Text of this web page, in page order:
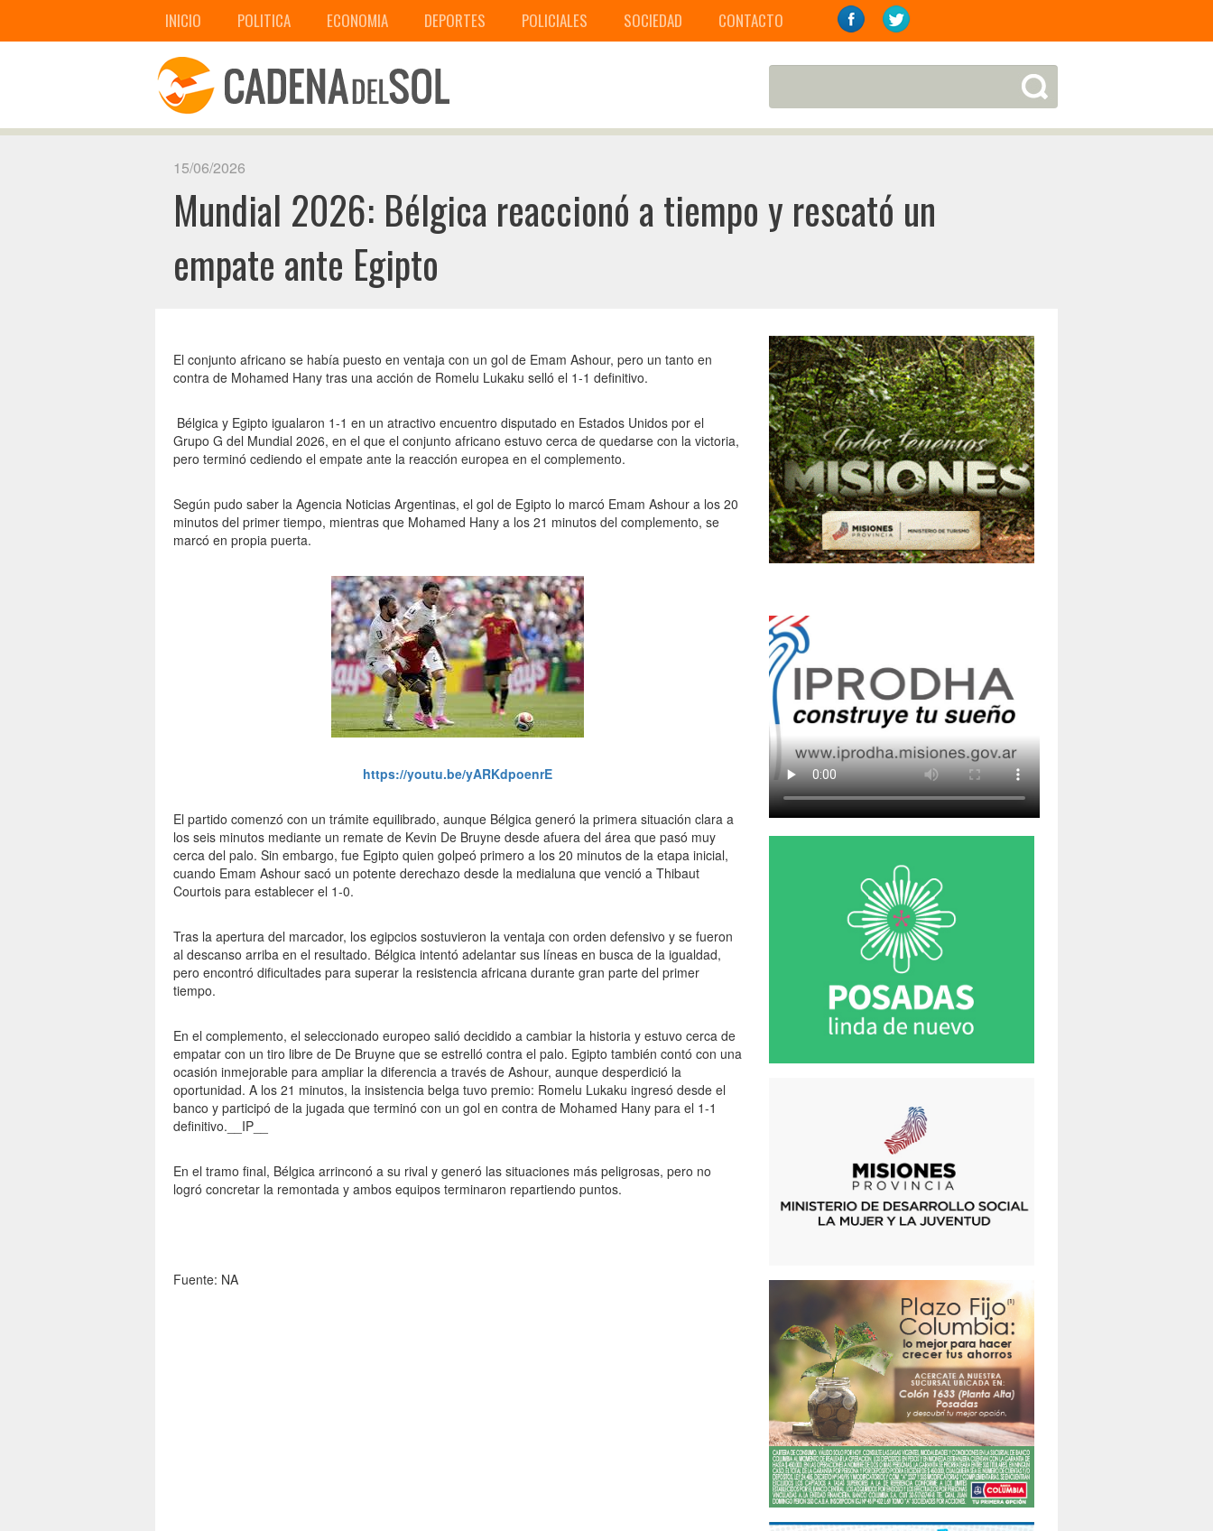
INICIO POLITICA ECONOMIA DEPORTES POLICIALES SOCIEDAD CONTACTO
15/06/2026
Mundial 2026: Bélgica reaccionó a tiempo y rescató un
empate ante Egipto
El conjunto africano se había puesto en ventaja con un gol de Emam Ashour, pero un tanto en
contra de Mohamed Hany tras una acción de Romelu Lukaku selló el 1-1 definitivo.
Bélgica y Egipto igualaron 1-1 en un atractivo encuentro disputado en Estados Unidos por el
Grupo G del Mundial 2026, en el que el conjunto africano estuvo cerca de quedarse con la victoria,
pero terminó cediendo el empate ante la reacción europea en el complemento.
Según pudo saber la Agencia Noticias Argentinas, el gol de Egipto lo marcó Emam Ashour a los 20
minutos del primer tiempo, mientras que Mohamed Hany a los 21 minutos del complemento, se
marcó en propia puerta.
https://youtu.be/yARKdpoenrE
El partido comenzó con un trámite equilibrado, aunque Bélgica generó la primera situación clara a
los seis minutos mediante un remate de Kevin De Bruyne desde afuera del área que pasó muy
cerca del palo. Sin embargo, fue Egipto quien golpeó primero a los 20 minutos de la etapa inicial,
cuando Emam Ashour sacó un potente derechazo desde la medialuna que venció a Thibaut
Courtois para establecer el 1-0.
Tras la apertura del marcador, los egipcios sostuvieron la ventaja con orden defensivo y se fueron
al descanso arriba en el resultado. Bélgica intentó adelantar sus líneas en busca de la igualdad,
pero encontró dificultades para superar la resistencia africana durante gran parte del primer
tiempo.
En el complemento, el seleccionado europeo salió decidido a cambiar la historia y estuvo cerca de
empatar con un tiro libre de De Bruyne que se estrelló contra el palo. Egipto también contó con una
ocasión inmejorable para ampliar la diferencia a través de Ashour, aunque desperdició la
oportunidad. A los 21 minutos, la insistencia belga tuvo premio: Romelu Lukaku ingresó desde el
banco y participó de la jugada que terminó con un gol en contra de Mohamed Hany para el 1-1
definitivo.__IP__
En el tramo final, Bélgica arrinconó a su rival y generó las situaciones más peligrosas, pero no
logró concretar la remontada y ambos equipos terminaron repartiendo puntos.
Fuente: NA